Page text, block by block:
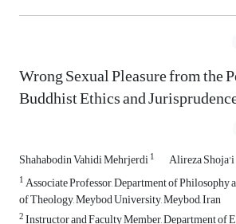
Wrong Sexual Pleasure from the
Buddhist Ethics and
Shahabodin Vahidi Mehrjerdi1 Alireza Shoja'i
1Associate Professor, Department of Philosophy
of Theology, Meybod University, Meybod, Iran
2